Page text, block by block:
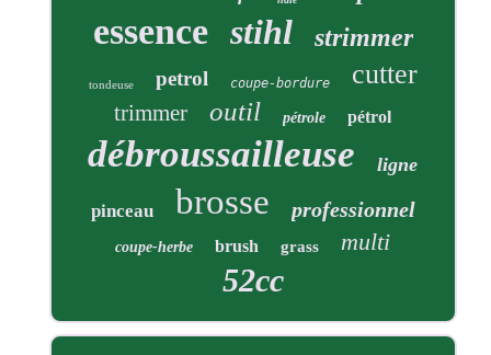
essence stihl strimmer
tondeuse petrol coupe-bordure cutter
trimmer outil pétrole pétrol
débroussailleuse ligne
pinceau brosse professionnel
coupe-herbe brush grass multi
52cc